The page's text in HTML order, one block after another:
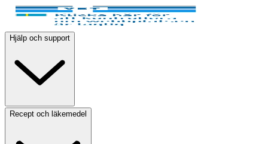
Hjälp och support
Recept och läkemedel